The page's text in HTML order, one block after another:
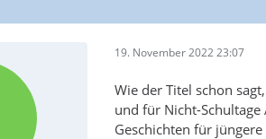
19. November 2022 23:07
Wie der Titel schon
und für Nicht-
Geschichten für